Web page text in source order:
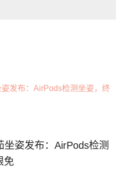
姿发布：AirPods检测
免